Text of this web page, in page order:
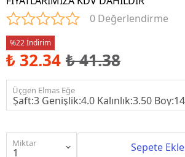
0 Değerlendirme
%22 İndirim
₺ 32.34 ₺ 41.38
Üçgen Elmas Eğe
Miktar Sepete Ekle